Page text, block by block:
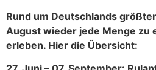
Rund um Deutschlands
August wieder jede Menge zu
erleben. Hier die Übersicht: